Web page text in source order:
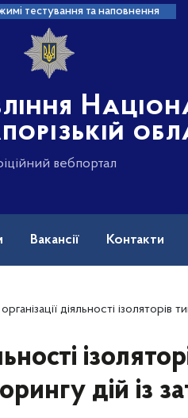
тестування та наповнення
вебпортал
Вакансії Контакти
діяльності ізоляторів тимчасового тримання та моніторингу дій із
дій із